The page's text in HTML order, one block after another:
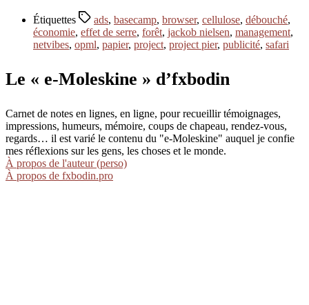
Étiquettes ads, basecamp, browser, cellulose, débouché,
économie, effet de serre, forêt, jackob nielsen, management,
netvibes, opml, papier, project, project pier, publicité, safari
Le « e-Moleskine » d’fxbodin
Carnet de notes en lignes, en ligne, pour recueillir témoignages,
impressions, humeurs, mémoire, coups de chapeau, rendez-vous,
regards… il est varié le contenu du "e-Moleskine" auquel je confie
mes réflexions sur les gens, les choses et le monde.
À propos de l'auteur (perso)
À propos de fxbodin.pro